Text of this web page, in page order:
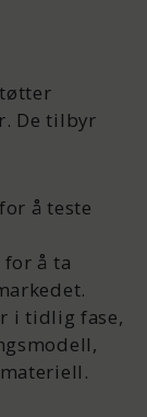
De tilbyr
for å teste
for å ta
i tidlig fase,